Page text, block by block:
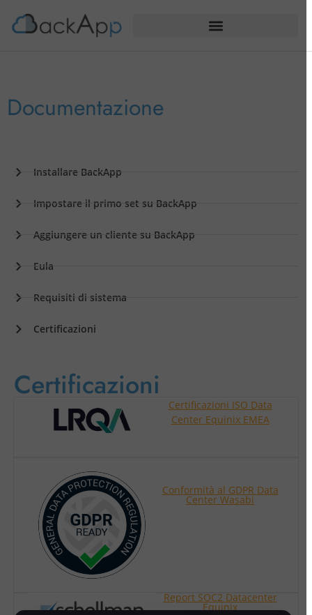
Documentazione
Installare BackApp
Impostare il primo set su BackApp
Aggiungere un cliente su BackApp
Eula
Requisiti di sistema
Certificazioni
Certificazioni
Certificazioni ISO Data
Center Equinix EMEA
Conformità al GDPR Data
Center Wasabi
Report SOC2 Datacenter
Equinix